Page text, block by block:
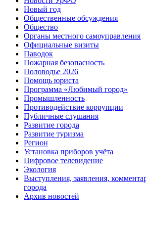
Новый год
Общественные обсуждения
Общество
Органы местного самоуправления
Официальные визиты
Паводок
Пожарная безопасность
Половодье 2026
Помощь юриста
Программа «Любимый город»
Промышленность
Противодействие коррупции
Публичные слушания
Развитие города
Развитие туризма
Регион
Установка приборов учёта
Цифровое телевидение
Экология
Выступления, заявления,
города
Архив новостей